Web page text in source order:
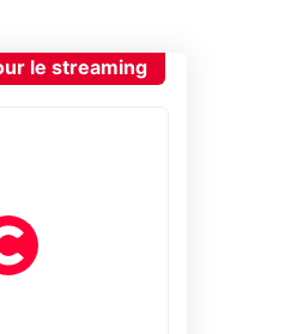
le streaming